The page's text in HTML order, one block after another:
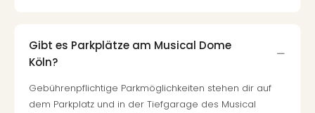
Gibt es Parkplätze am Musical Dome
Köln?
Gebührenpflichtige Parkmöglichkeiten stehen dir auf
dem Parkplatz und in der Tiefgarage des Musical